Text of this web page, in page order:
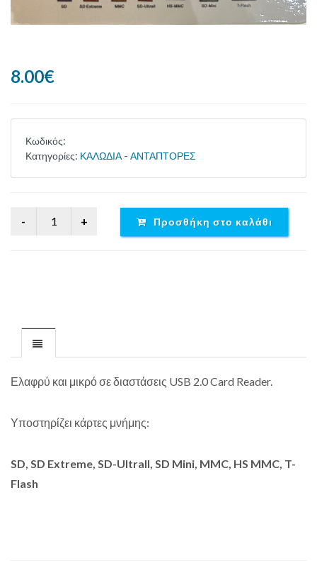
8.00€
Κωδικός:
Κατηγορίες: ΚΑΛΩΔΙΑ - ΑΝΤΑΠΤΟΡΕΣ
Προσθήκη στο καλάθι
Ελαφρύ και μικρό σε διαστάσεις USB 2.0 Card Reader.
Υποστηρίζει κάρτες μνήμης:
SD, SD Extreme, SD-Ultrall, SD Mini, MMC, HS MMC, T-
Flash